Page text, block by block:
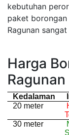
kebutuhan
paket
Ragunan
Harga
Ragunan
Kedalaman
20 meter
30 meter